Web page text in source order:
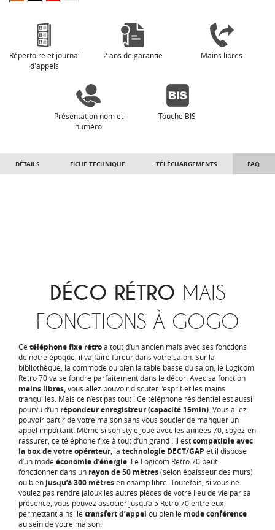
Répertoire et journal
d'appels
2 ans de garantie Mains libres
Présentation nom et
numéro
Touche BIS
DÉTAILS FICHE TECHNIQUE TÉLÉCHARGEMENTS FAQ
DÉCO RÉTRO MAIS
FONCTIONS À GOGO
Ce téléphone fixe rétroa tout d’un ancien mais avec ses fonctions
de notre époque, il va faire fureur dans votre salon. Sur la
bibliothèque, la commode ou bien la table basse du salon, le Logicom
Retro 70 va se fondre parfaitement dans le décor. Avec sa fonction
mains libres,vous allez pouvoir discuter l’esprit et les mains
tranquilles. Mais ce n’est pas tout ! Ce téléphone résidentiel est aussi
pourvu d’un répondeur enregistreur (capacité 15min). Vous allez
pouvoir partir de votre maison sans vous soucier de manquer un
appel important. Même si son style joue avec les années 70, soyez-en
rassurer, ce téléphone fixe à tout d’un grand ! Il estcompatible avec
la box de votre opérateur, la technologie DECT/GAP et il dispose
d’un mode économie d’énergie. Le Logicom Retro 70 peut
fonctionner dans un rayon de 50 mètres(selon épaisseur des murs)
ou bien jusqu’à 300 mètresen champ libre. Toutefois, si vous ne
voulez pas rendre jaloux les autres pièces de votre lieu de vie par sa
présence, vous pouvez associer jusqu’à 5 Retro 70 entre eux
permettant ainsi le transfert d’appel ou bien le mode conférence
au sein de votre maison.